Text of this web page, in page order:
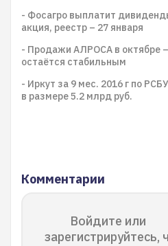
- Фосагро выплатит
акция, реестр – 27 января
- Продажи АЛРОСА в октябре
остаётся стабильным
- Иркут за 9 мес. 2016 г по
в размере 5.2 млрд руб.
Комментарии
Войдите или
зарегистрируйтесь,